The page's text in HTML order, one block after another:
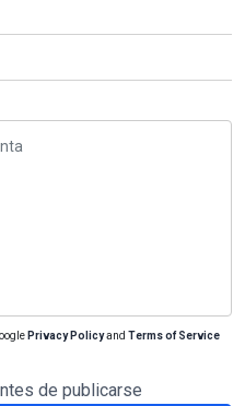
Privacy Policyand Terms of Service
de publicarse